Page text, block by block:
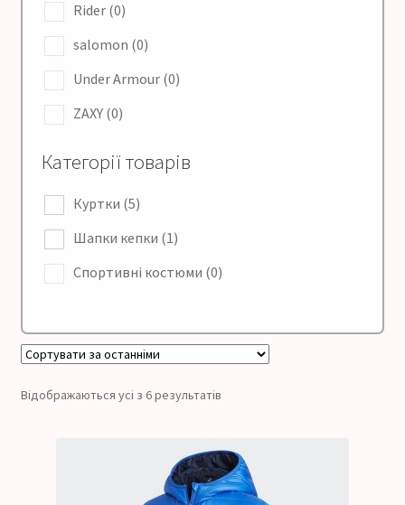
Rider (0)
salomon (0)
Under Armour (0)
ZAXY (0)
Категорії товарів
Куртки (5)
Шапки кепки (1)
Спортивні костюми (0)
Відображаються усі з 6 результатів